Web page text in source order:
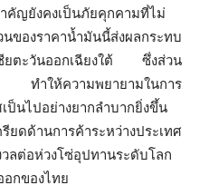
คัญยังคงเป็นภัยคุกคามที่ไม่
องราคาน้ำมันนี้ส่งผลกระทบ
ชียตะวันออกเฉียงใต้ ซึ่งส่วน
ทำให้ความพยายามในการ
ป็นไปอย่างยากลำบากยิ่งขึ้น
านการค้าระหว่างประเทศ
ลต่อห่วงโซ่อุปทานระดับโลก
อกของไทย